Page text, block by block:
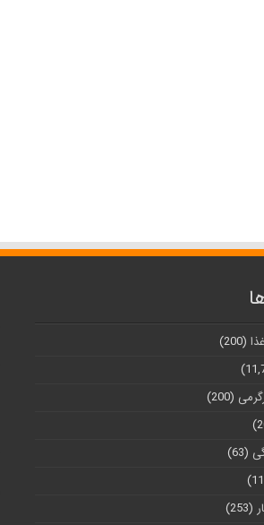
(200)
(200)
(63)
(253)